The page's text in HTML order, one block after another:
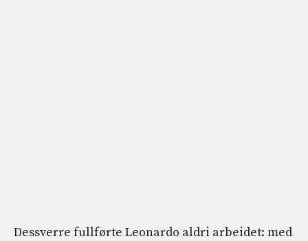
Dessverre fullførte Leonardo aldri arbeidet: med